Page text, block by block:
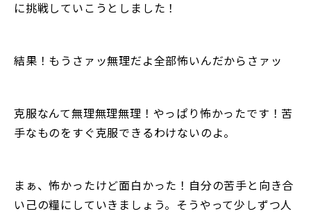
に挑戦していこうとしました！
結果！もうさァッ無理だよ全部怖いんだからさァッ
克服なんて無理無理無理！やっぱり怖かったです！苦
手なものをすぐ克服できるわけないのよ。
まぁ、怖かったけど面白かった！自分の苦手と向き合
い己の糧にしていきましょう。そうやって少しずつ人